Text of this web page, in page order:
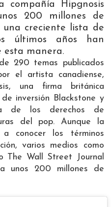
compañía Hipgnosis
200 millones de
una creciente lista de
últimos años han
esta manera.
290 temas publicados
el artista canadiense,
una firma británica
inversión Blackstone y
de los derechos de
del pop. Aunque la
conocer los términos
varios medios como
The Wall Street Journal
unos 200 millones de